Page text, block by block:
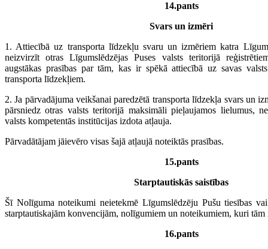
14.pants
Svars un izmēri
1. Attiecībā uz transporta līdzekļu svaru un izmēriem katra
neizvirzīt otras Līgumslēdzējas Puses valsts teritorijā
augstākas prasības par tām, kas ir spēkā attiecībā uz savas
transporta līdzekļiem.
2. Ja pārvadājuma veikšanai paredzētā transporta līdzekļa svars un
pārsniedz otras valsts teritorijā maksimāli pieļaujamos lielumus,
valsts kompetentās institūcijas izdota atļauja.
Pārvadātājam jāievēro visas šajā atļaujā noteiktās prasības.
15.pants
Starptautiskās saistības
Šī Nolīguma noteikumi neietekmē Līgumslēdzēju Pušu tiesības
starptautiskajām konvencijām, nolīgumiem un noteikumiem, kuri tām
16.pants